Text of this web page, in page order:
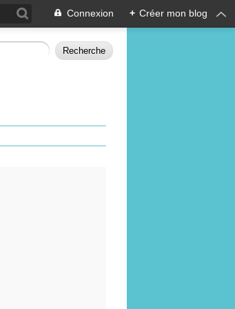
Connexion + Créer mon blog